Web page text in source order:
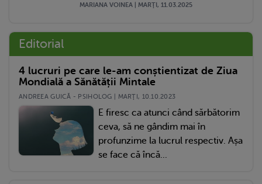
MARIANA VOINEA | MARŢI, 11.03.2025
Editorial
4 lucruri pe care le-am conștientizat de Ziua
Mondială a Sănătății Mintale
ANDREEA GUICĂ - PSIHOLOG | MARŢI, 10.10.2023
E firesc ca atunci când sărbătorim
ceva, să ne gândim mai în
profunzime la lucrul respectiv. Așa
se face că încă...